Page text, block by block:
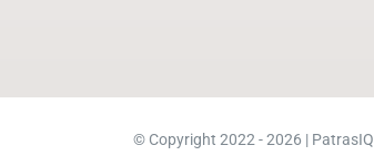
© Copyright 2022 - 2026 | PatrasIQ